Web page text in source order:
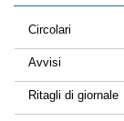
Circolari
Avvisi
Ritagli di giornale